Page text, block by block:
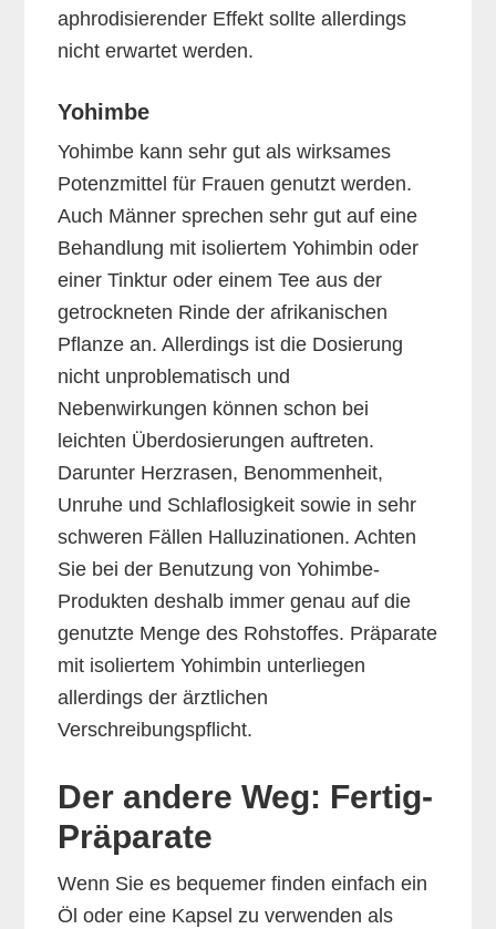
aphrodisierender Effekt sollte allerdings
nicht erwartet werden.
Yohimbe
Yohimbe kann sehr gut als wirksames
Potenzmittel für Frauen genutzt werden.
Auch Männer sprechen sehr gut auf eine
Behandlung mit isoliertem Yohimbin oder
einer Tinktur oder einem Tee aus der
getrockneten Rinde der afrikanischen
Pflanze an. Allerdings ist die Dosierung
nicht unproblematisch und
Nebenwirkungen können schon bei
leichten Überdosierungen auftreten.
Darunter Herzrasen, Benommenheit,
Unruhe und Schlaflosigkeit sowie in sehr
schweren Fällen Halluzinationen. Achten
Sie bei der Benutzung von Yohimbe-
Produkten deshalb immer genau auf die
genutzte Menge des Rohstoffes. Präparate
mit isoliertem Yohimbin unterliegen
allerdings der ärztlichen
Verschreibungspflicht.
Der andere Weg: Fertig-
Präparate
Wenn Sie es bequemer finden einfach ein
Öl oder eine Kapsel zu verwenden als